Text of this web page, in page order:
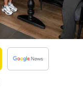
Çorum
Denizli
Diyarbakır
Edirne